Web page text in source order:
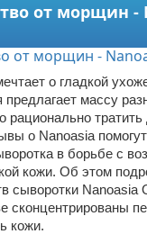
от морщин -
о гладкой
предлагает массу
рационально
о Nanoasia
в борьбе с
кожи. Об этом
сыворотки Nanoasia
сконцентрированы
кожи.